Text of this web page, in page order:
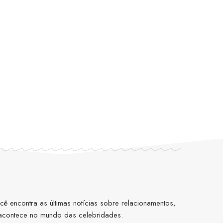
as últimas notícias sobre relacionamentos,
no mundo das celebridades.